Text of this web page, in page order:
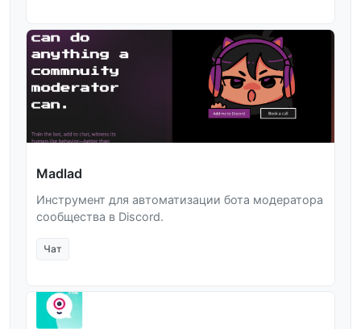
Madlad
Инструмент для автоматизации бота модератора
сообщества в Discord.
Чат